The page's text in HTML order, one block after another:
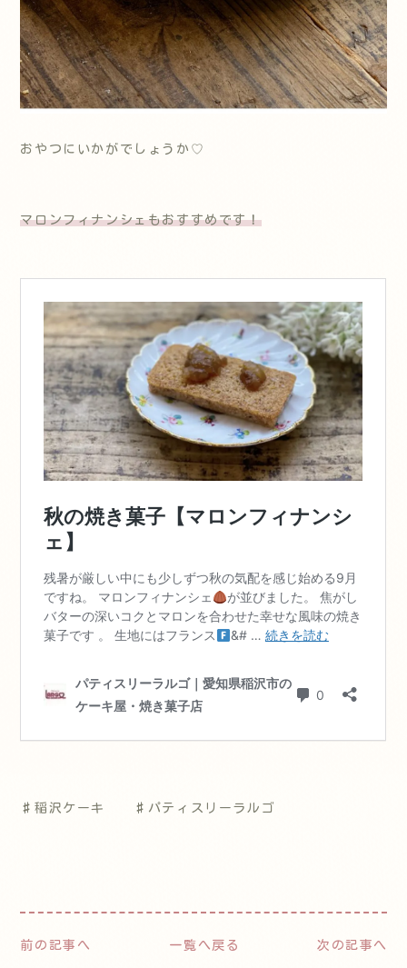
おやつにいかがでしょうか♡
マロンフィナンシェもおすすめです！
♯稲沢ケーキ ♯パティスリーラルゴ
前の記事へ 一覧へ戻る 次の記事へ